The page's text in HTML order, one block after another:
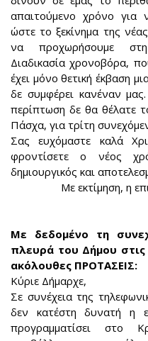
απαιτούμενο χρόνο για
ώστε το ξεκίνημα της
να προχωρήσουμε στη
Διαδικασία χρονοβόρα,
έχει μόνο θετική έκβαση
δε συμφέρει κανέναν
περίπτωση δε θα θέλατε
Πάσχα, για τρίτη
Σας ευχόμαστε καλά
φροντίσετε ο νέος
δημιουργικός και
Με εκτίμηση, η
Με δεδομένο τη
πλευρά του Δήμου στις
ακόλουθες ΠΡΟΤΑΣΕΙΣ:
Κύριε Δήμαρχε,
Σε συνέχεια της
δεν κατέστη δυνατή η
προγραμματίσει στο